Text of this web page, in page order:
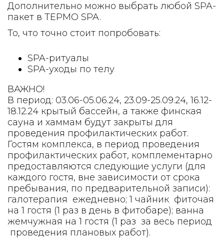
Дополнительно можно выбрать любой SPA-
пакет в ТЕРМО SPA.
То, что точно стоит попробовать:
SPA-ритуалы
SPA-уходы по телу
ВАЖНО!
В период: 03.06-05.06.24, 23.09-25.09.24, 16.12-
18.12.24 крытый бассейн, а также финская
сауна и хаммам будут закрыты для
проведения профилактических работ.
Гостям комплекса, в период проведения
профилактических работ, комплементарно
предоставляются следующие услуги (для
каждого гостя, вне зависимости от срока
пребывания, по предварительной записи):
галотерапия ежедневно; 1 чайник фиточая
на 1 гостя (1 раз в день в фитобаре); ванна
жемчужная на 1 гостя (1 раз за весь период
проведения плановых работ).